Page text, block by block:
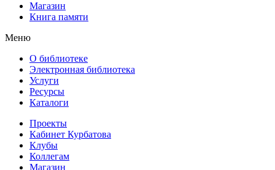
Магазин
Книга памяти
Меню
О библиотеке
Электронная библиотека
Услуги
Ресурсы
Каталоги
Проекты
Кабинет Курбатова
Клубы
Коллегам
Магазин